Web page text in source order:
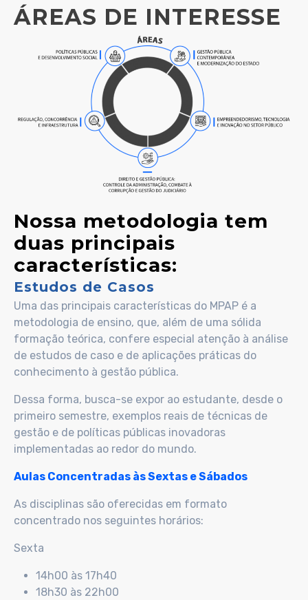
ÁREAS DE INTERESSE
Nossa metodologia tem
duas principais
características:
Estudos de Casos
Uma das principais características do MPAP é a
metodologia de ensino, que, além de uma sólida
formação teórica, confere especial atenção à análise
de estudos de caso e de aplicações práticas do
conhecimento à gestão pública.
Dessa forma, busca-se expor ao estudante, desde o
primeiro semestre, exemplos reais de técnicas de
gestão e de políticas públicas inovadoras
implementadas ao redor do mundo.
Aulas Concentradas às Sextas e Sábados
As disciplinas são oferecidas em formato
concentrado nos seguintes horários:
Sexta
14h00 às 17h40
18h30 às 22h00